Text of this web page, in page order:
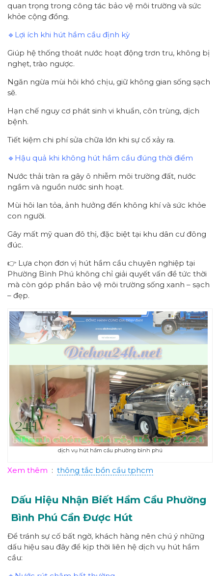
quan trọng trong công tác bảo vệ môi trường và sức
khỏe cộng đồng.
🔹Lợi ích khi hút hầm cầu định kỳ
Giúp hệ thống thoát nước hoạt động trơn tru, không bị
nghẹt, trào ngược.
Ngăn ngừa mùi hôi khó chịu, giữ không gian sống sạch
sẽ.
Hạn chế nguy cơ phát sinh vi khuẩn, côn trùng, dịch
bệnh.
Tiết kiệm chi phí sửa chữa lớn khi sự cố xảy ra.
🔹Hậu quả khi không hút hầm cầu đúng thời điểm
Nước thải tràn ra gây ô nhiễm môi trường đất, nước
ngầm và nguồn nước sinh hoạt.
Mùi hôi lan tỏa, ảnh hưởng đến không khí và sức khỏe
con người.
Gây mất mỹ quan đô thị, đặc biệt tại khu dân cư đông
đúc.
👉 Lựa chọn đơn vị hút hầm cầu chuyên nghiệp tại
Phường Bình Phú không chỉ giải quyết vấn đề tức thời
mà còn góp phần bảo vệ môi trường sống xanh – sạch
– đẹp.
dịch vụ hút hầm cầu phường bình phú
Xem thêm : thông tắc bồn cầu tphcm
Dấu Hiệu Nhận Biết Hầm Cầu Phường
Bình Phú Cần Được Hút
Để tránh sự cố bất ngờ, khách hàng nên chú ý những
dấu hiệu sau đây để kịp thời liên hệ dịch vụ hút hầm
cầu: